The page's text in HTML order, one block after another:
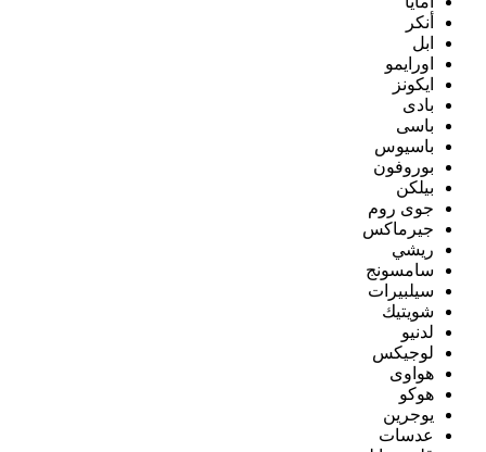
أنكر
ابل
اورايمو
ايكونز
بادى
باسى
باسيوس
بوروفون
بيلكن
جوى روم
جيرماكس
ريشي
سامسونج
سيلبيرات
شويتيك
لدنيو
لوجيكس
هواوى
هوكو
يوجرين
عدسات